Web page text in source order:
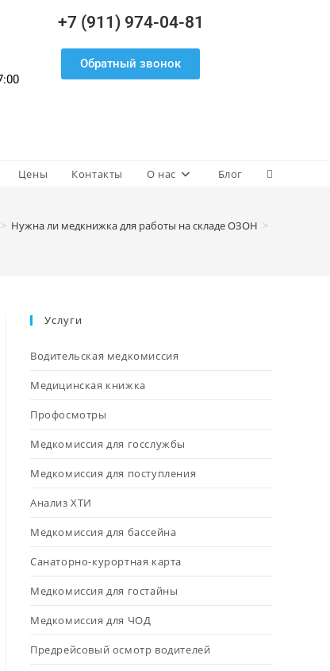
+7 (911) 974-04-81
Обратный звонок
Цены Контакты О нас Блог
> Нужна ли медкнижка для работы на складе ОЗОН >
Услуги
Водительская медкомиссия
Медицинская книжка
Профосмотры
Медкомиссия для госслужбы
Медкомиссия для поступления
Анализ ХТИ
Медкомиссия для бассейна
Санаторно-курортная карта
Медкомиссия для гостайны
Медкомиссия для ЧОД
Предрейсовый осмотр водителей